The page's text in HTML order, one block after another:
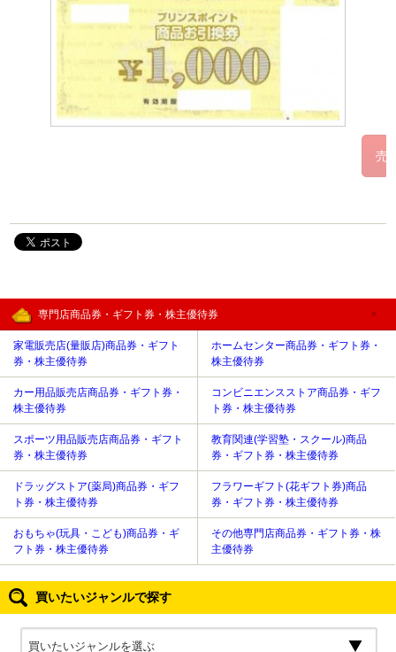
専門店商品券・ギフト券・株主優待券
家電販売店(量販店)商品券・ギフト
券・株主優待券
ホームセンター商品券・ギフト券・
株主優待券
カー用品販売店商品券・ギフト券・
株主優待券
コンビニエンスストア商品券・ギフ
ト券・株主優待券
スポーツ用品販売店商品券・ギフト
券・株主優待券
教育関連(学習塾・スクール)商品
券・ギフト券・株主優待券
ドラッグストア(薬局)商品券・ギフ
ト券・株主優待券
フラワーギフト(花ギフト券)商品
券・ギフト券・株主優待券
おもちゃ(玩具・こども)商品券・ギ
フト券・株主優待券
その他専門店商品券・ギフト券・株
主優待券
買いたいジャンルで探す